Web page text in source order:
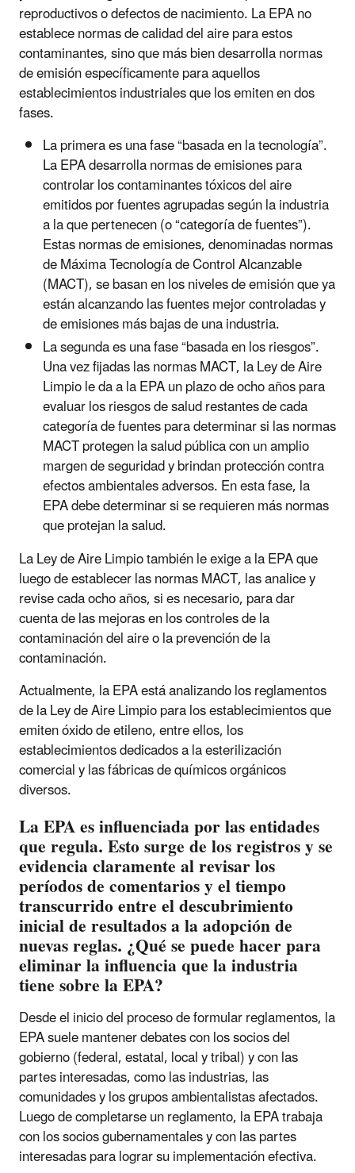
reproductivos o defectos de nacimiento. La EPA no
establece normas de calidad del aire para estos
contaminantes, sino que más bien desarrolla normas
de emisión específicamente para aquellos
establecimientos industriales que los emiten en dos
fases.
La primera es una fase “basada en la tecnología”.
La EPA desarrolla normas de emisiones para
controlar los contaminantes tóxicos del aire
emitidos por fuentes agrupadas según la industria
a la que pertenecen (o “categoría de fuentes”).
Estas normas de emisiones, denominadas normas
de Máxima Tecnología de Control Alcanzable
(MACT), se basan en los niveles de emisión que ya
están alcanzando las fuentes mejor controladas y
de emisiones más bajas de una industria.
La segunda es una fase “basada en los riesgos”.
Una vez fijadas las normas MACT, la Ley de Aire
Limpio le da a la EPA un plazo de ocho años para
evaluar los riesgos de salud restantes de cada
categoría de fuentes para determinar si las normas
MACT protegen la salud pública con un amplio
margen de seguridad y brindan protección contra
efectos ambientales adversos. En esta fase, la
EPA debe determinar si se requieren más normas
que protejan la salud.
La Ley de Aire Limpio también le exige a la EPA que
luego de establecer las normas MACT, las analice y
revise cada ocho años, si es necesario, para dar
cuenta de las mejoras en los controles de la
contaminación del aire o la prevención de la
contaminación.
Actualmente, la EPA está analizando los reglamentos
de la Ley de Aire Limpio para los establecimientos que
emiten óxido de etileno, entre ellos, los
establecimientos dedicados a la esterilización
comercial y las fábricas de químicos orgánicos
diversos.
La EPA es influenciada por las entidades
que regula. Esto surge de los registros y se
evidencia claramente al revisar los
períodos de comentarios y el tiempo
transcurrido entre el descubrimiento
inicial de resultados a la adopción de
nuevas reglas. ¿Qué se puede hacer para
eliminar la influencia que la industria
tiene sobre la EPA?
Desde el inicio del proceso de formular reglamentos, la
EPA suele mantener debates con los socios del
gobierno (federal, estatal, local y tribal) y con las
partes interesadas, como las industrias, las
comunidades y los grupos ambientalistas afectados.
Luego de completarse un reglamento, la EPA trabaja
con los socios gubernamentales y con las partes
interesadas para lograr su implementación efectiva.